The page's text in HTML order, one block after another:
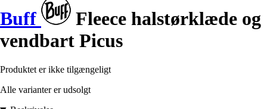
Buff
Fleece halstørklæde og
vendbart Picus
Produktet er ikke tilgængeligt
Alle varianter er udsolgt